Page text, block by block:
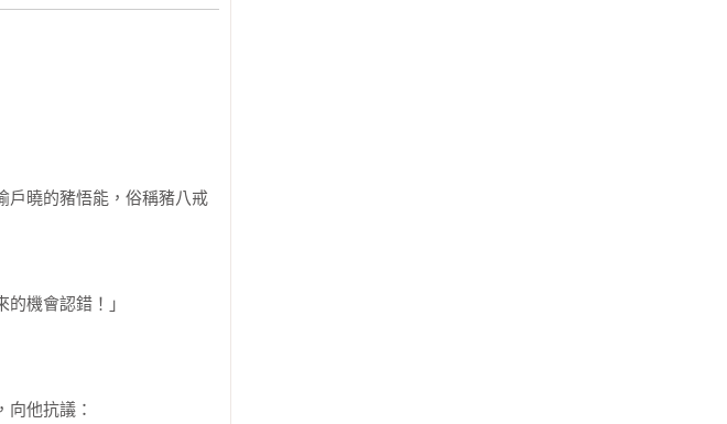
鐵不得不告別爺爺回到都
解謎、手足情誼、祖孫親
閱讀素養
都獲得了熱烈回響。
有著這樣深刻的意義。
上的悲劇。
重要。然而，更大的隱憂
生，假若沒有足夠的理解
學堂】；察覺到孩子對成
曉的豬悟能，俗稱豬八戒
機會認錯！」
他抗議：